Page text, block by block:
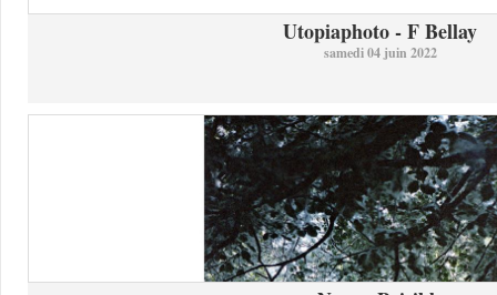
Utopiaphoto - F Bellay
samedi 04 juin 2022